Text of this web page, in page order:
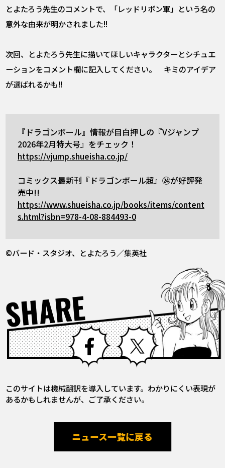
とよたろう先生のコメントで、「レッドリボン軍」という名の
意外な由来が明かされました!!
次回、とよたろう先生に描いてほしいキャラクターとシチュエ
ーションをコメント欄に記入してください。 キミのアイデア
が選ばれるかも!!
『ドラゴンボール』情報が目白押しの『Vジャンプ
2026年2月特大号』をチェック！
https://vjump.shueisha.co.jp/
コミックス最新刊『ドラゴンボール超』㉔が好評発
売中!!
https://www.shueisha.co.jp/books/items/content
s.html?isbn=978-4-08-884493-0
©バード・スタジオ、とよたろう／集英社
SHARE Facebook X
このサイトは機械翻訳を導入しています。わかりにくい表現が
あるかもしれませんが、ご了承ください。
ニュース一覧に戻る